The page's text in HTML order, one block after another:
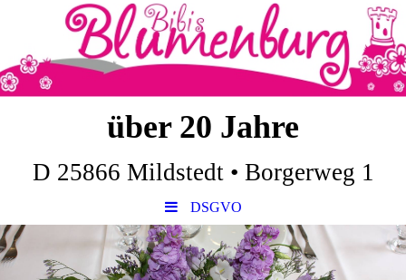
über 20 Jahre
D 25866 Mildstedt • Borgerweg 1
DSGVO